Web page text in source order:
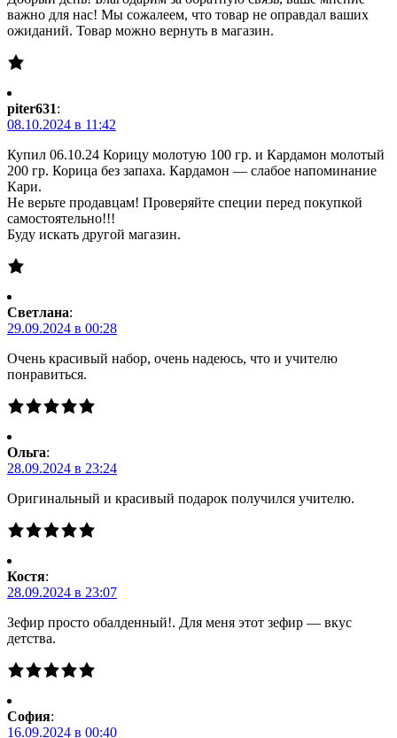
важно для нас! Мы сожалеем, что товар не оправдал ваших
ожиданий. Товар можно вернуть в магазин.
piter631:
08.10.2024 в 11:42
Купил 06.10.24 Корицу молотую 100 гр. и Кардамон молотый
200 гр. Корица без запаха. Кардамон — слабое напоминание
Кари.
Не верьте продавцам! Проверяйте специи перед покупкой
самостоятельно!!!
Буду искать другой магазин.
Светлана:
29.09.2024 в 00:28
Очень красивый набор, очень надеюсь, что и учителю
понравиться.
Ольга:
28.09.2024 в 23:24
Оригинальный и красивый подарок получился учителю.
Костя:
28.09.2024 в 23:07
Зефир просто обалденный!. Для меня этот зефир — вкус
детства.
Cофия:
16.09.2024 в 00:40